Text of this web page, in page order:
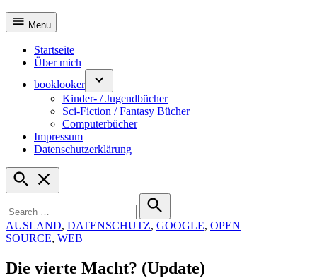
Menu
Startseite
Über mich
booklooker
Kinder- / Jugendbücher
Sci-Fiction / Fantasy Bücher
Computerbücher
Impressum
Datenschutzerklärung
Open
Search
for:
Search
POSTED
IN
AUSLAND, DATENSCHUTZ, GOOGLE, OPEN
SOURCE, WEB
Die vierte Macht? (Update)